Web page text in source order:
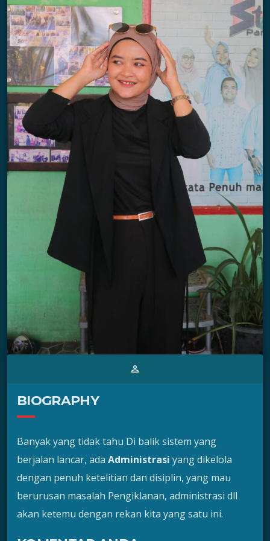
person_outline
BIOGRAPHY
Banyak yang tidak tahu Di balik sistem yang
berjalan lancar, ada Administrasi yang dikelola
dengan penuh ketelitian dan disiplin, yang mau
berurusan masalah Pengiklanan, administrasi dll
akan ketemu dengan rekan kita yang satu ini.